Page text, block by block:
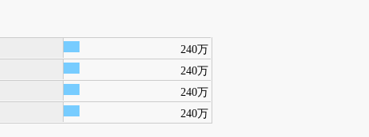
240万
240万
240万
240万